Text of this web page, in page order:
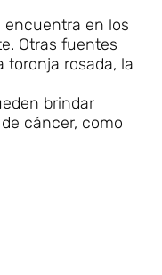
encuentra en los
Otras fuentes
toronja rosada, la
brindar
cáncer, como